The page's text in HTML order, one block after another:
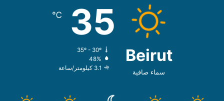
Beirut
سماء صافية
35
℃
35º - 30º
48%
3.1 كيلومتر/ساعة